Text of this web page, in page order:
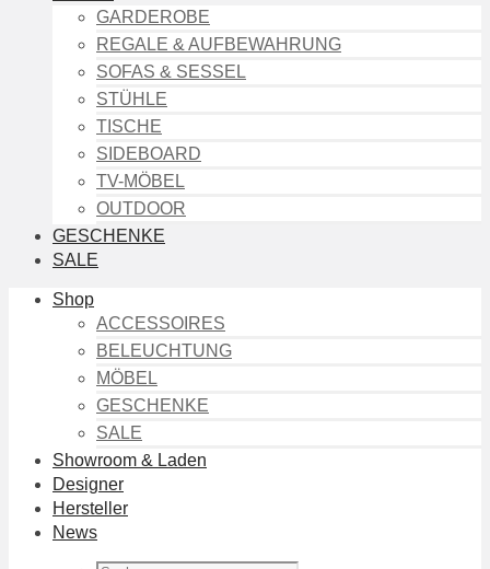
GARDEROBE
REGALE & AUFBEWAHRUNG
SOFAS & SESSEL
STÜHLE
TISCHE
SIDEBOARD
TV-MÖBEL
OUTDOOR
GESCHENKE
SALE
Shop
ACCESSOIRES
BELEUCHTUNG
MÖBEL
GESCHENKE
SALE
Showroom & Laden
Designer
Hersteller
News